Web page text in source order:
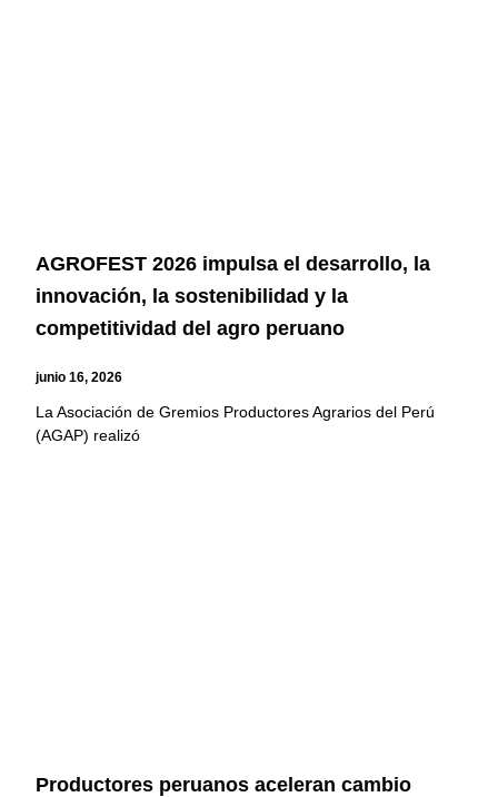
AGROFEST 2026 impulsa el desarrollo, la
innovación, la sostenibilidad y la
competitividad del agro peruano
junio 16, 2026
La Asociación de Gremios Productores Agrarios del Perú
(AGAP) realizó
Productores peruanos aceleran cambio